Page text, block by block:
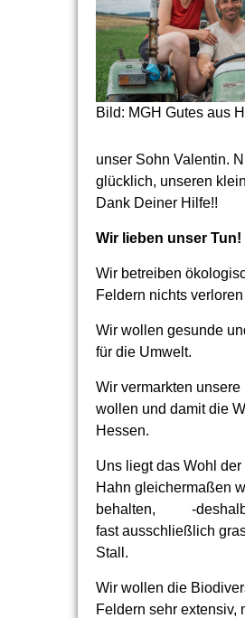
Bild: MGH Gutes aus
unser Sohn Valentin.
glücklich, unseren
Dank Deiner Hilfe!!
Wir lieben unser Tun!
Wir betreiben
Feldern nichts
Wir wollen gesunde
für die Umwelt.
Wir vermarkten
wollen und damit die
Hessen.
Uns liegt das Wohl
Hahn gleichermaßen
behalten, -deshalb
fast ausschließlich
Stall.
Wir wollen die
Feldern sehr extensiv,